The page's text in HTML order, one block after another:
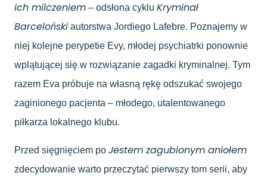
ich milczeniem – odsłona cyklu Kryminał
Barceloński autorstwa Jordiego Lafebre. Poznajemy w
niej kolejne perypetie Evy, młodej psychiatrki ponownie
wplątującej się w rozwiązanie zagadki kryminalnej. Tym
razem Eva próbuje na własną rękę odszukać swojego
zaginionego pacjenta – młodego, utalentowanego
piłkarza lokalnego klubu.
Przed sięgnięciem po Jestem zagubionym aniołem
zdecydowanie warto przeczytać pierwszy tom serii, aby